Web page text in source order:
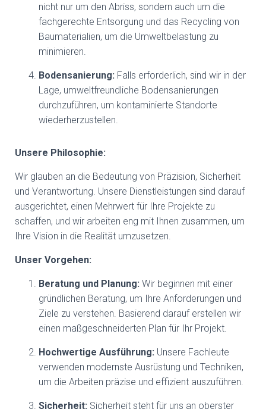
nicht nur um den Abriss, sondern auch um die
fachgerechte Entsorgung und das Recycling von
Baumaterialien, um die Umweltbelastung zu
minimieren.
Bodensanierung: Falls erforderlich, sind wir in der
Lage, umweltfreundliche Bodensanierungen
durchzuführen, um kontaminierte Standorte
wiederherzustellen.
Unsere Philosophie:
Wir glauben an die Bedeutung von Präzision, Sicherheit
und Verantwortung. Unsere Dienstleistungen sind darauf
ausgerichtet, einen Mehrwert für Ihre Projekte zu
schaffen, und wir arbeiten eng mit Ihnen zusammen, um
Ihre Vision in die Realität umzusetzen.
Unser Vorgehen:
Beratung und Planung: Wir beginnen mit einer
gründlichen Beratung, um Ihre Anforderungen und
Ziele zu verstehen. Basierend darauf erstellen wir
einen maßgeschneiderten Plan für Ihr Projekt.
Hochwertige Ausführung: Unsere Fachleute
verwenden modernste Ausrüstung und Techniken,
um die Arbeiten präzise und effizient auszuführen.
Sicherheit: Sicherheit steht für uns an oberster